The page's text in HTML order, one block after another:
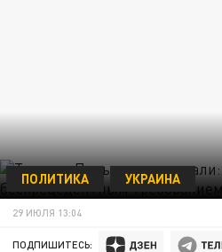
ПОЛИТИКА УКРАИНА
29 ИЮЛЯ 13:04
ПОДПИШИТЕСЬ: